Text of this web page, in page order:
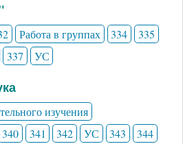
Работа в группах 334
335
337 УС
изучения
340 341 342 УС 343
344